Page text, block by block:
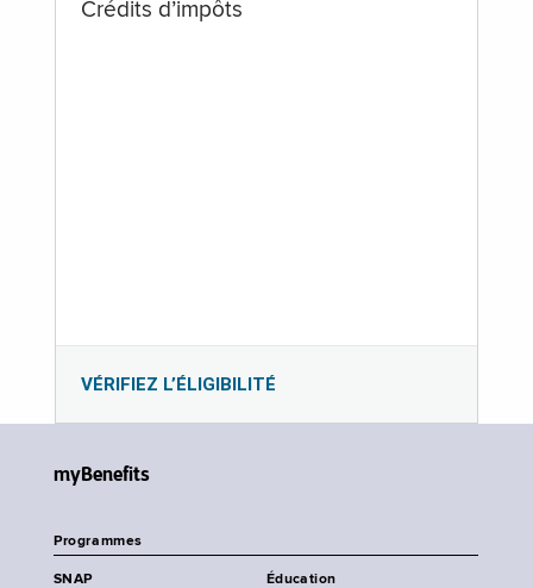
Crédits d’impôts
VÉRIFIEZ L’ÉLIGIBILITÉ
myBenefits
Programmes
SNAP
Éducation